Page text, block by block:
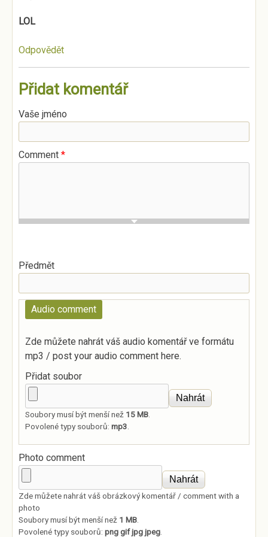
LOL
Odpovědět
Přidat komentář
Vaše jméno
Comment *
Předmět
Audio comment
Zde můžete nahrát váš audio komentář ve formátu
mp3 / post your audio comment here.
Přidat soubor
Soubory musí být menší než 15 MB
Povolené typy souborů: mp3
Photo comment
Zde můžete nahrát váš obrázkový komentář / comment with a
photo
Soubory musí být menší než 1 MB
Povolené typy souborů: png gif jpg jpeg